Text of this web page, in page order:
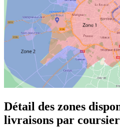
Détail des zones
livraisons par